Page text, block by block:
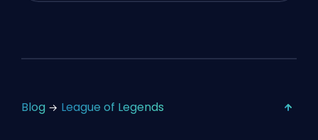
Blog League of Legends